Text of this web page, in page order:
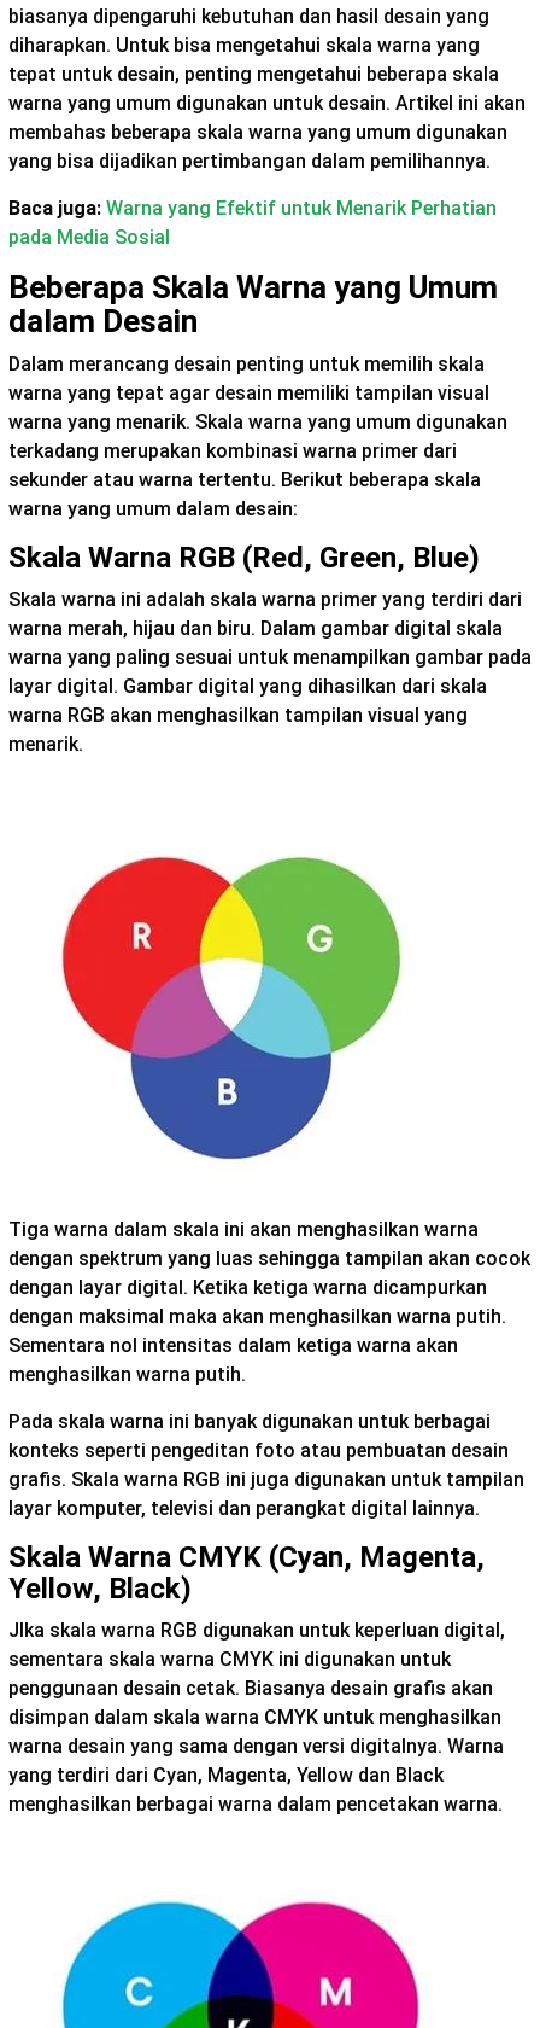
biasanya dipengaruhi kebutuhan dan hasil desain yang
diharapkan. Untuk bisa mengetahui skala warna yang
tepat untuk desain, penting mengetahui beberapa skala
warna yang umum digunakan untuk desain. Artikel ini akan
membahas beberapa skala warna yang umum digunakan
yang bisa dijadikan pertimbangan dalam pemilihannya.
Baca juga: Warna yang Efektif untuk Menarik Perhatian
pada Media Sosial
Beberapa Skala Warna yang Umum
dalam Desain
Dalam merancang desain penting untuk memilih skala
warna yang tepat agar desain memiliki tampilan visual
warna yang menarik. Skala warna yang umum digunakan
terkadang merupakan kombinasi warna primer dari
sekunder atau warna tertentu. Berikut beberapa skala
warna yang umum dalam desain:
Skala Warna RGB (Red, Green, Blue)
Skala warna ini adalah skala warna primer yang terdiri dari
warna merah, hijau dan biru. Dalam gambar digital skala
warna yang paling sesuai untuk menampilkan gambar pada
layar digital. Gambar digital yang dihasilkan dari skala
warna RGB akan menghasilkan tampilan visual yang
menarik.
Tiga warna dalam skala ini akan menghasilkan warna
dengan spektrum yang luas sehingga tampilan akan cocok
dengan layar digital. Ketika ketiga warna dicampurkan
dengan maksimal maka akan menghasilkan warna putih.
Sementara nol intensitas dalam ketiga warna akan
menghasilkan warna putih.
Pada skala warna ini banyak digunakan untuk berbagai
konteks seperti pengeditan foto atau pembuatan desain
grafis. Skala warna RGB ini juga digunakan untuk tampilan
layar komputer, televisi dan perangkat digital lainnya.
Skala Warna CMYK (Cyan, Magenta,
Yellow, Black)
JIka skala warna RGB digunakan untuk keperluan digital,
sementara skala warna CMYK ini digunakan untuk
penggunaan desain cetak. Biasanya desain grafis akan
disimpan dalam skala warna CMYK untuk menghasilkan
warna desain yang sama dengan versi digitalnya. Warna
yang terdiri dari Cyan, Magenta, Yellow dan Black
menghasilkan berbagai warna dalam pencetakan warna.